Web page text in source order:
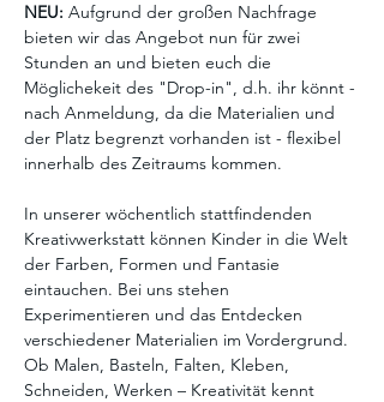
NEU: Aufgrund der großen Nachfrage
bieten wir das Angebot nun für zwei
Stunden an und bieten euch die
Möglichekeit des "Drop-in", d.h. ihr könnt -
nach Anmeldung, da die Materialien und
der Platz begrenzt vorhanden ist - flexibel
innerhalb des Zeitraums kommen.
In unserer wöchentlich stattfindenden
Kreativwerkstatt können Kinder in die Welt
der Farben, Formen und Fantasie
eintauchen. Bei uns stehen
Experimentieren und das Entdecken
verschiedener Materialien im Vordergrund.
Ob Malen, Basteln, Falten, Kleben,
Schneiden, Werken – Kreativität kennt